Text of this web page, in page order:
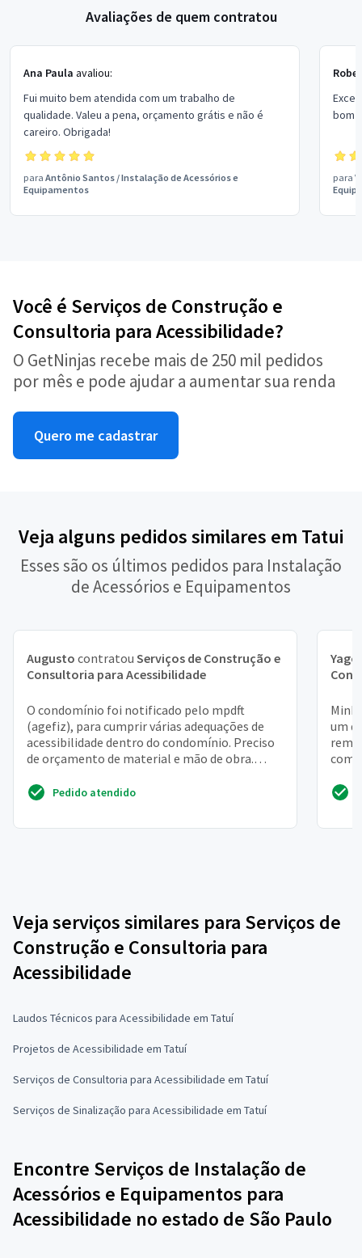
Avaliações de quem contratou
Ana Paula avaliou:
Fui muito bem atendida com um trabalho de
qualidade. Valeu a pena, orçamento grátis e não é
careiro. Obrigada!
para Antônio Santos /Instalação de Acessórios e
Equipamentos
bom
para
Você é Serviços de Construção e
Consultoria para Acessibilidade?
O GetNinjas recebe mais de 250 mil pedidos
por mês e pode ajudar a aumentar sua renda
Quero me cadastrar
Veja alguns pedidos similares em Tatui
Esses são os últimos pedidos para Instalação
de Acessórios e Equipamentos
Augusto contratou Serviços de Construção e
Consultoria para Acessibilidade
O condomínio foi notificado pelo mpdft
(agefiz), para cumprir várias adequações de
acessibilidade dentro do condomínio. Preciso
de orçamento de material e mão de obra.
Pedido atendido
Yago
um
Veja serviços similares para Serviços de
Construção e Consultoria para
Acessibilidade
Laudos Técnicos para Acessibilidade em Tatuí
Projetos de Acessibilidade em Tatuí
Serviços de Consultoria para Acessibilidade em Tatuí
Serviços de Sinalização para Acessibilidade em Tatuí
Encontre Serviços de Instalação de
Acessórios e Equipamentos para
Acessibilidade no estado de São Paulo